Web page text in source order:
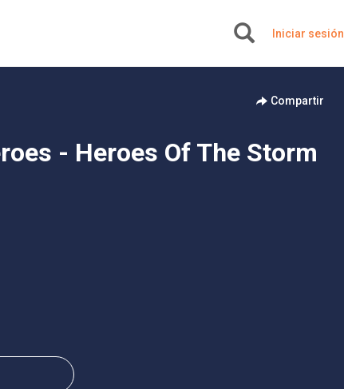
Iniciar sesión
Compartir
- Heroes Of The Storm